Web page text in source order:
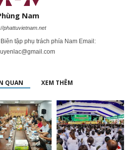
Nam
phattuvietnam.net
tập phụ trách phía Nam Email:
QUAN XEM THÊM